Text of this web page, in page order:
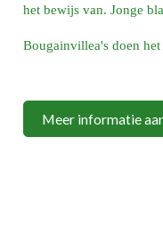
het bewijs van. Jonge
Bougainvillea's doen
Meer informatie